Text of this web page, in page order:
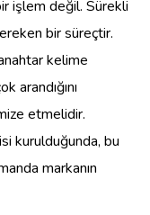
işlem değil. Sürekli
bir süreçtir.
kelime
arandığını
etmelidir.
kurulduğunda, bu
markanın